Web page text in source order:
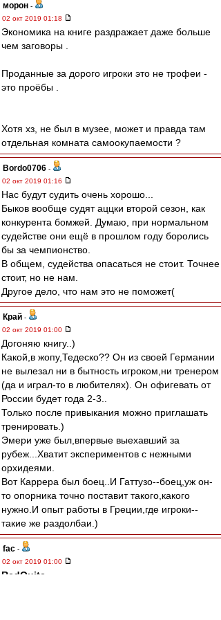
морон -
02 окт 2019 01:18
Экономика на книге раздражает даже больше
чем заговоры .
Проданные за дорого игроки это не трофеи -
это проёбы .
Хотя хз, не был в музее, может и правда там
отдельная комната самоокупаемости ?
Bordo0706 -
02 окт 2019 01:16
Нас будут судить очень хорошо...
Быков вообще судят аццки второй сезон, как
конкурента бомжей. Думаю, при нормальном
судействе они ещё в прошлом году боролись
бы за чемпионство.
В общем, судейства опасаться не стоит. Точнее
стоит, но не нам.
Другое дело, что нам это не поможет(
Край -
02 окт 2019 01:00
Догоняю книгу..)
Какой,в жопу,Тедеско?? Он из своей Германии
не вылезал ни в бытность игроком,ни тренером
(да и играл-то в любителях). Он офигевать от
России будет года 2-3..
Только после привыкания можно приглашать
тренировать.)
Эмери уже был,впервые выехавший за
рубеж...Хватит экспериментов с нежными
орхидеями.
Вот Каррера был боец..И Гаттузо--боец,уж он-
то опорника точно поставит такого,какого
нужно.И опыт работы в Греции,где игроки--
такие же раздолбаи.)
fac -
02 окт 2019 01:00
RedQuite